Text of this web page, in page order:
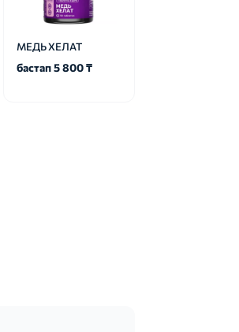
МЕДЬ ХЕЛАТ
бастап 5 800 ₸